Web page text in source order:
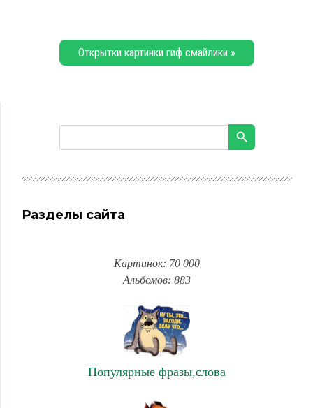
Открытки картинки гиф смайлики »
Разделы сайта
Картинок: 70 000
Альбомов: 883
Популярные фразы,слова